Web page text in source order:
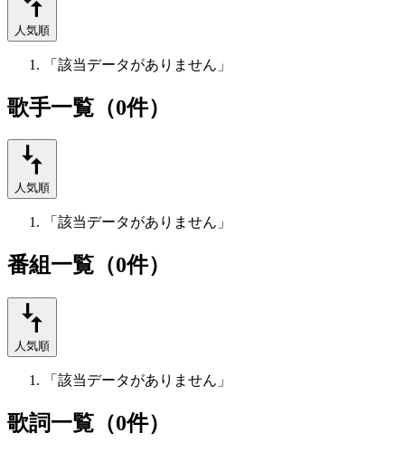
人気順
「該当データがありません」
歌手一覧（0件）
人気順
「該当データがありません」
番組一覧（0件）
人気順
「該当データがありません」
歌詞一覧（0件）